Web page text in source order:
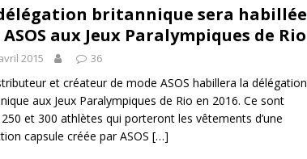
: qui gagne vraiment
FOOTBALL
de Zinedine Zidane par adidas est de retour à
britannique sera habillée
aux Jeux Paralympiques de Rio
2015 36
et créateur de mode ASOS habillera la délégation
aux Jeux Paralympiques de Rio en 2016. Ce sont
et 300 athlètes qui porteront les vêtements d’une
capsule créée par ASOS […]